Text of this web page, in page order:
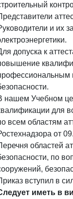
и их
допуска к
нашем Учебном
для
всем областям
от
областей
по
вступил в
иметь в